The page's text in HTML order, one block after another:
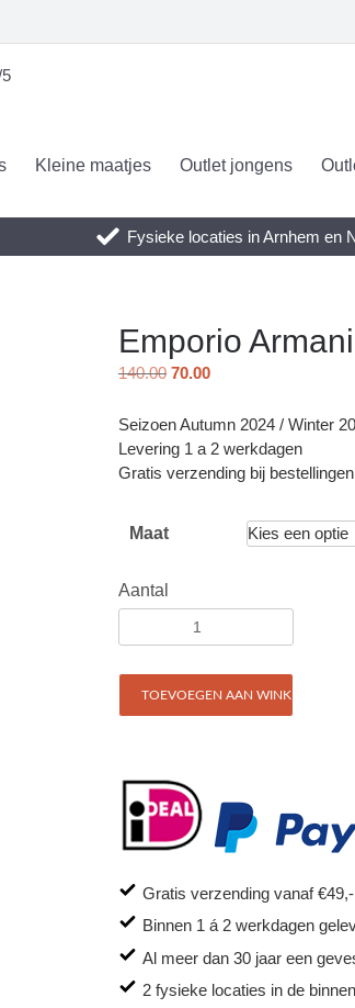
Kleine maatjes Outlet jongens
Fysieke locaties in Arnhem en
Emporio
140.00 70.00
Seizoen Autumn 2024 / Winter
Levering 1 a 2 werkdagen
Gratis verzending bij
Maat
Aantal
TOEVOEGEN AAN WINKELWAGEN
Gratis verzending vanaf €49,-
Binnen 1 á 2 werkdagen
Al meer dan 30 jaar een
2 fysieke locaties in de